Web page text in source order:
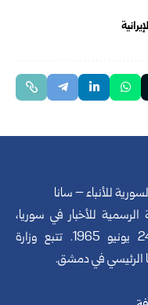
للأنباء – سانا
الرسمية للأخبار في سوريا،
تأسست في 24 يونيو 1965. تتبع وزارة
الرئيسي في دمشق.